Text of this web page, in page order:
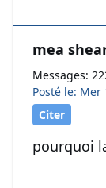
mea
Messages:
Posté le: Mer
Citer
pourquoi